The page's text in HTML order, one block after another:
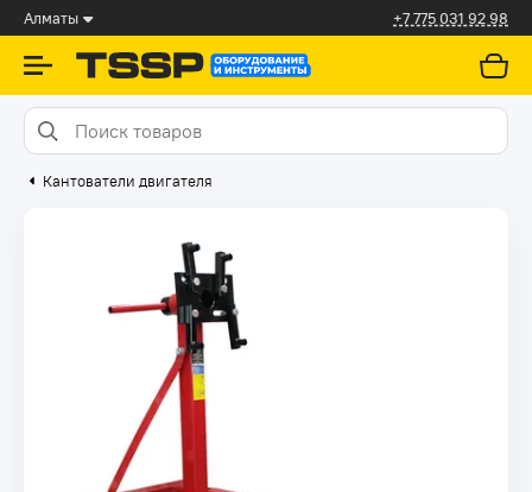
Алматы +7 775 031 92 98
Кантователи двигателя